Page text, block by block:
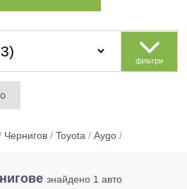
фільтри
Чернигов / Toyota / Aygo /
знайдено 1 авто